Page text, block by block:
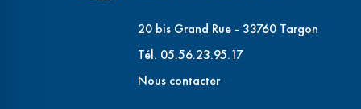
20 bis Grand Rue - 33760 Targon
Tél. 05.56.23.95.17
Nous contacter